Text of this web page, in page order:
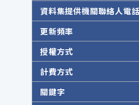
資料集提供機關聯絡人電話
更新頻率
授權方式
計費方式
關鍵字